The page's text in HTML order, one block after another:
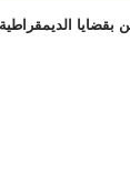
والكتاب والمهتمين بقضايا